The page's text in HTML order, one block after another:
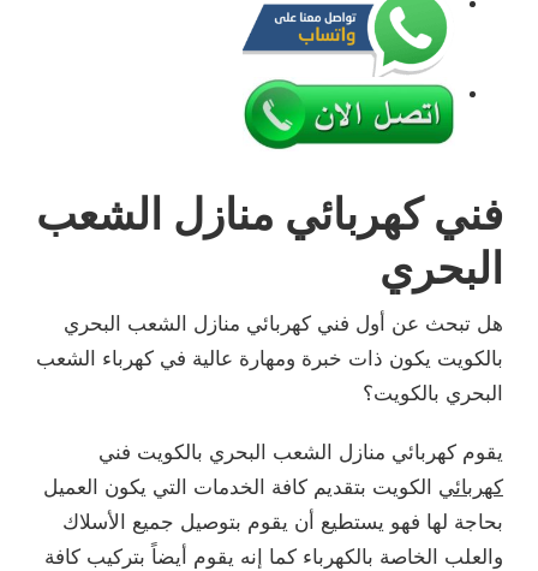
فني كهربائي منازل الشعب
البحري
هل تبحث عن أول فني كهربائي منازل الشعب البحري
بالكويت يكون ذات خبرة ومهارة عالية في كهرباء الشعب
البحري بالكويت؟
يقوم كهربائي منازل الشعب البحري بالكويت فني
كهربائي الكويت بتقديم كافة الخدمات التي يكون العميل
بحاجة لها فهو يستطيع أن يقوم بتوصيل جميع الأسلاك
والعلب الخاصة بالكهرباء كما إنه يقوم أيضاً بتركيب كافة